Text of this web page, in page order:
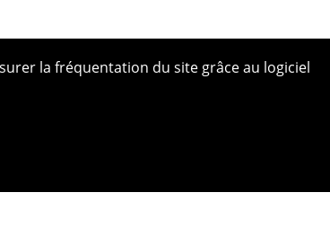
la fréquentation du site grâce au logiciel